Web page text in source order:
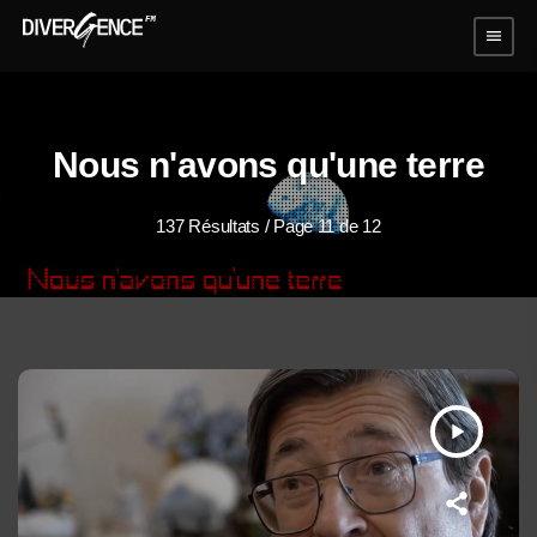
menu
Nous n'avons qu'une terre
137 Résultats / Page 11 de 12
play_arrow